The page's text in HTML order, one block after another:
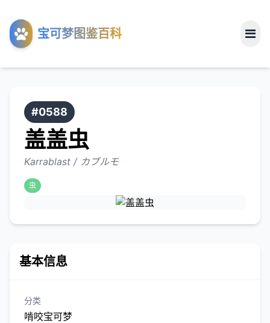
宝可梦图鉴百科
工具
关于
#0588
盖盖虫
Karrablast / カブルモ
虫
基本信息
分类
啃咬宝可梦